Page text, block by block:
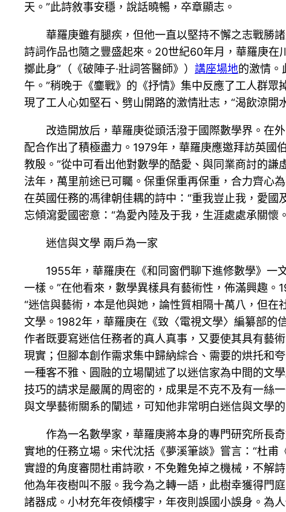
天。”此詩敘事安穩，說話曉暢，卒章顯志。
華羅庚雖有腿疾，但他一直以堅持不懈之志戰勝
詩詞作品也隨之豐盛起來。20世紀60年月，華羅庚在
擲此身”（《破陣子·壯詞答醫師》） 講座場地的激情。
午。”稍晚于《鏖戰》的《抒情》集中反應了工人群
現了工人心如堅石、劈山開路的激情壯志，“渴飲涼
改造開放后，華羅庚從頭活潑于國際數學界。在
配合作出了積極盡力。1979年，華羅庚應邀拜訪英國
教殷。”從中可看出他對數學的酷愛、與同業商討的
法年，萬里前途已可矚。保重保重再保重，合力齊心
在英國任務的馮律朝佳耦的詩中：“重我豈止我，愛
忘傾瀉愛國密意：“為愛內陸及于我，生涯處處承關懷
迷信與文學 兩戶為一家
1955年，華羅庚在《和同窗們聊下進修數學》一
一樣。”在他看來，數學異樣具有藝術性，佈滿興趣
“迷信與藝術，本是他與她，論性質相隔十萬八，但
文學。1982年，華羅庚在《致〈電視文學〉編纂部的
作者既要寫迷信任務者的真人真事，又要使其具有藝
現實；但腳本創作需求集中歸納綜合、需要的烘托和
一種客不雅、圓融的立場闡述了以迷信家為中間的文
技巧的請求是嚴厲的周密的，成果是不克不及有一絲
與文學藝術關系的闡述，可知他非常明白迷信與文學的
作為一名數學家，華羅庚將本身的專門研究所長
實地的任務立場。宋代沈括《夢溪筆談》嘗言：“杜甫
實證的角度審閱杜甫詩歌，不免難免掉之機械，不解
他為年夜樹叫不服。我今為之轉一語，此樹幸獲得門
諸器成。小材充年夜傾樓宇，年夜則誤國小誤身。為